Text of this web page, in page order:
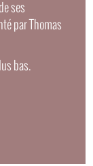
ses
par Thomas
bas.